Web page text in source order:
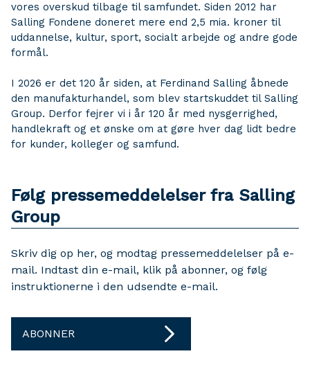
vores overskud tilbage til samfundet. Siden 2012 har
Salling Fondene doneret mere end 2,5 mia. kroner til
uddannelse, kultur, sport, socialt arbejde og andre gode
formål.
I 2026 er det 120 år siden, at Ferdinand Salling åbnede
den manufakturhandel, som blev startskuddet til Salling
Group. Derfor fejrer vi i år 120 år med nysgerrighed,
handlekraft og et ønske om at gøre hver dag lidt bedre
for kunder, kolleger og samfund.
Følg pressemeddelelser fra Salling
Group
Skriv dig op her, og modtag pressemeddelelser på e-
mail. Indtast din e-mail, klik på abonner, og følg
instruktionerne i den udsendte e-mail.
ABONNER